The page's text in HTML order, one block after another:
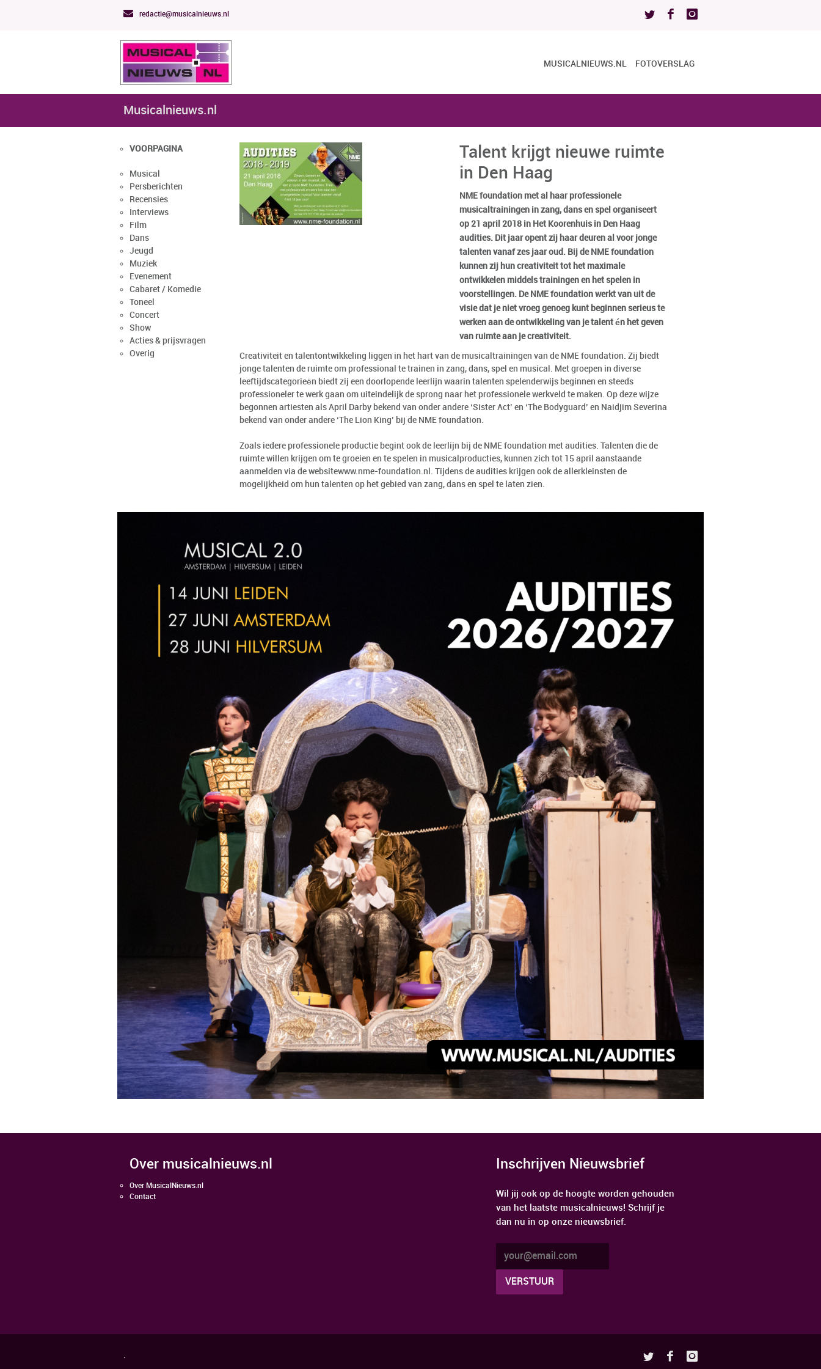
redactie@musicalnieuws.nl
MUSICALNIEUWS.NL FOTOVERSLAG
Musicalnieuws.nl
VOORPAGINA
Musical
Persberichten
Recensies
Interviews
Film
Dans
Jeugd
Muziek
Evenement
Cabaret / Komedie
Toneel
Concert
Show
Acties & prijsvragen
Overig
Talent krijgt nieuwe ruimte
in Den Haag
NME foundation met al haar professionele
musicaltrainingen in zang, dans en spel organiseert
op 21 april 2018 in Het Koorenhuis in Den Haag
audities. Dit jaar opent zij haar deuren al voor jonge
talenten vanaf zes jaar oud. Bij de NME foundation
kunnen zij hun creativiteit tot het maximale
ontwikkelen middels trainingen en het spelen in
voorstellingen. De NME foundation werkt van uit de
visie dat je niet vroeg genoeg kunt beginnen serieus te
werken aan de ontwikkeling van je talent én het geven
van ruimte aan je creativiteit.
Creativiteit en talentontwikkeling liggen in het hart van de musicaltrainingen van de NME foundation. Zij biedt
jonge talenten de ruimte om professional te trainen in zang, dans, spel en musical. Met groepen in diverse
leeftijdscategorieën biedt zij een doorlopende leerlijn waarin talenten spelenderwijs beginnen en steeds
professioneler te werk gaan om uiteindelijk de sprong naar het professionele werkveld te maken. Op deze wijze
begonnen artiesten als April Darby bekend van onder andere ‘Sister Act’ en ‘The Bodyguard’ en Naidjim Severina
bekend van onder andere ‘The Lion King’ bij de NME foundation.
Zoals iedere professionele productie begint ook de leerlijn bij de NME foundation met audities. Talenten die de
ruimte willen krijgen om te groeien en te spelen in musicalproducties, kunnen zich tot 15 april aanstaande
aanmelden via de websitewww.nme-foundation.nl. Tijdens de audities krijgen ook de allerkleinsten de
mogelijkheid om hun talenten op het gebied van zang, dans en spel te laten zien.
over musicalnieuws.nl
Over MusicalNieuws.nl
Contact
Inschrijven Nieuwsbrief
Wil jij ook op de hoogte worden gehouden
van het laatste musicalnieuws! Schrijf je
dan nu in op onze nieuwsbrief.
.